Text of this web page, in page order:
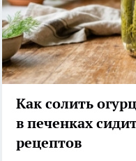
Как солить
в печенках
рецептов